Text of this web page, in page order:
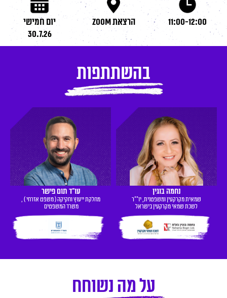
11:00-12:00 הרצאת ZOOM
יום חמישי
30.7.26
בהשתתפות
נחמה בוגין
שמאית מקרקעין ומשפטנית, יו""ר
לשכת שמאי מקרקעין בישראל
עו"ד תום פישר
מחלקת ייעוץ וחקיקה ( משפט אזרחי ) ,
משרד המשפטים
על מה נשוחח